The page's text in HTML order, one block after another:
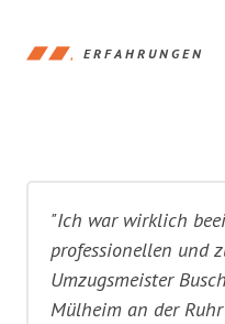
ERFAHRUNGEN
"Ich war wirklich
professionellen und
Umzugsmeister
Mülheim an der